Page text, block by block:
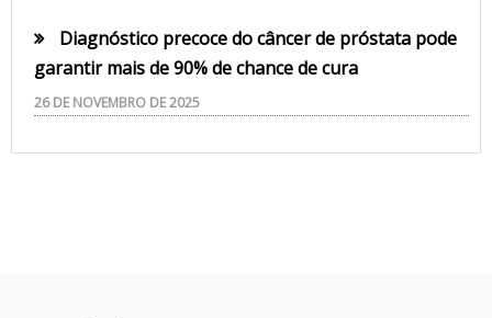
Diagnóstico precoce do câncer de próstata pode
garantir mais de 90% de chance de cura
26 DE NOVEMBRO DE 2025